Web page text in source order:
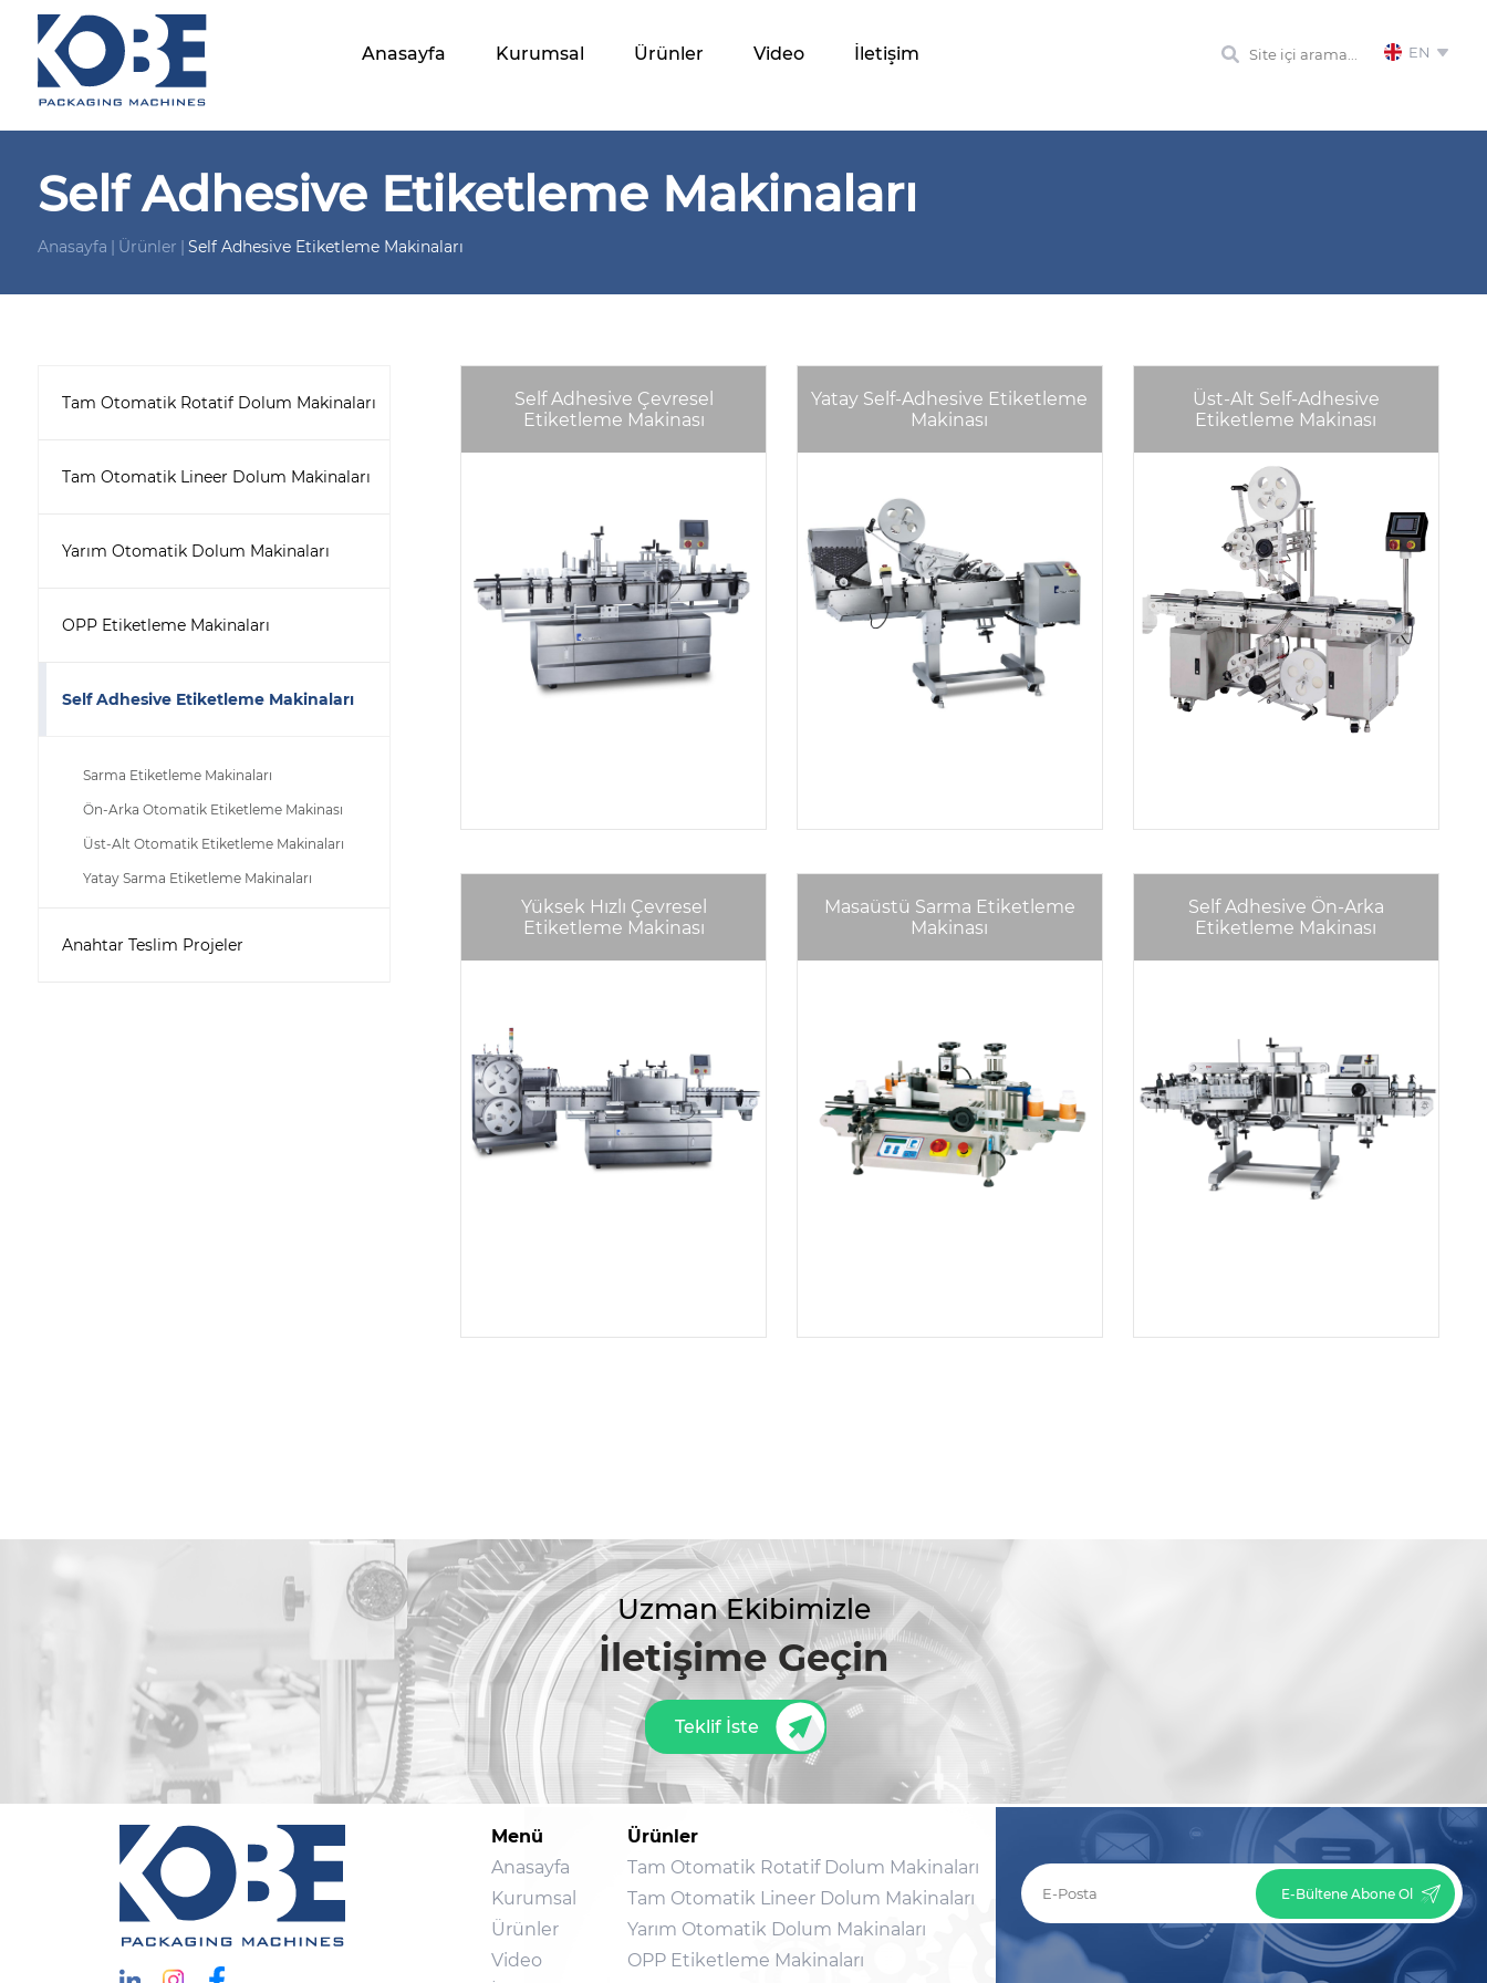
Anasayfa Kurumsal Ürünler Video İletişim EN
Self Adhesive Etiketleme Makinaları
Anasayfa Ürünler Self Adhesive Etiketleme Makinaları
Tam Otomatik Rotatif Dolum Makinaları
Tam Otomatik Lineer Dolum Makinaları
Yarım Otomatik Dolum Makinaları
OPP Etiketleme Makinaları
Self Adhesive Etiketleme Makinaları
Sarma Etiketleme Makinaları
Ön-Arka Otomatik Etiketleme Makinası
Üst-Alt Otomatik Etiketleme Makinaları
Yatay Sarma Etiketleme Makinaları
Anahtar Teslim Projeler
Self Adhesive Çevresel
Etiketleme Makinası
Yatay Self-Adhesive Etiketleme
Makinası
Üst-Alt Self-Adhesive
Etiketleme Makinası
Yüksek Hızlı Çevresel
Etiketleme Makinası
Masaüstü Sarma Etiketleme
Makinası
Self Adhesive Ön-Arka
Etiketleme Makinası
Uzman Ekibimizle
İletişime Geçin
Teklif İste
Menü
Anasayfa
Kurumsal
Ürünler
Video
Ürünler
Tam Otomatik Rotatif Dolum Makinaları
Tam Otomatik Lineer Dolum Makinaları
Yarım Otomatik Dolum Makinaları
OPP Etiketleme Makinaları
E-Bültene Abone Ol